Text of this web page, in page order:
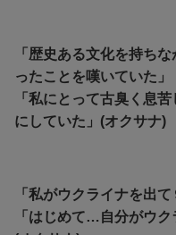
「歴史ある文化を持ち
ったことを嘆いていた」
「私にとって古臭く息
にしていた」(オクサナ)
「私がウクライナを出て
「はじめて…自分がウク